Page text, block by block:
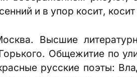
и в упор косит,
Высшие
Общежитие по
русские поэты: